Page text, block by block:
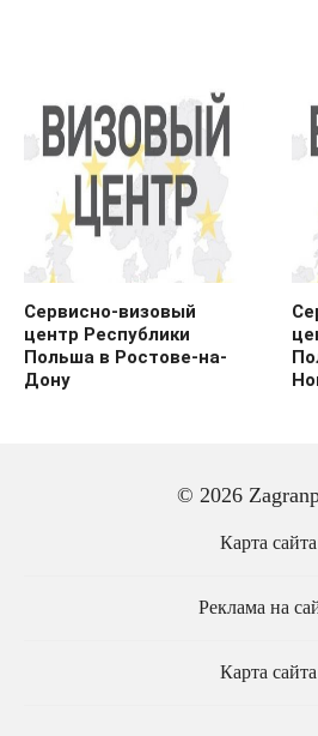
Сервисно-визовый
центр Республики
Польша в Ростове-на-
Дону
© 2026
Карта сайта
Реклама на
Карта сайта